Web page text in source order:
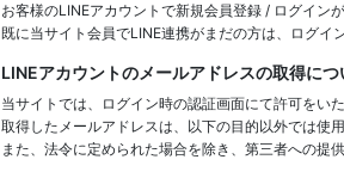
お客様のLINEアカウントで新規会員登録 / ログインが
既に当サイト会員でLINE連携がまだの方は、ログイ
LINEアカウントのメールアドレスの取得につ
当サイトでは、ログイン時の認証画面にて許可をい
取得したメールアドレスは、以下の目的以外では使用
また、法令に定められた場合を除き、第三者への提